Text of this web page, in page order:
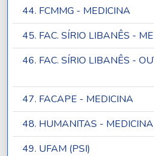
44. FCMMG - MEDICINA
45. FAC. SÍRIO LIBANÊS -
46. FAC. SÍRIO LIBANÊS -
47. FACAPE - MEDICINA
48. HUMANITAS - MEDICINA
49. UFAM (PSI)